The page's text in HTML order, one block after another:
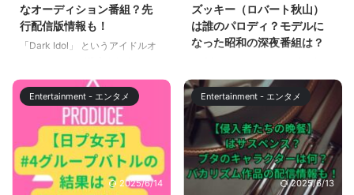
なオーディション番組？先
行配信版情報も！
「Dark Idol」 というアイドルオ
「Dark Idol 」は、アイドルにな
りたいけど、夢を諦めざるを得な
かった女性たちに、もう一度チャ
ンスを与えるオーディション番組
です。 この記事を読めば、
「Dark Idol」の概要や見どころ
などが分かります。ぜひチェック
してみてください。 【Dark
ズッキー（ロバート秋山）
は誰のパロディ？モデルに
なった昭和の深夜番組は？
すが、第3話ではロバート秋山さ
んが、昭和の深夜番組の司会者と
して登場しました。 ”早く寝ナイ
トチョメチョメしちゃうぞ”は、
当時の深夜番組を忠実に再現して
おり、懐かしさに思わず微笑んで
しまいました。 この記事では、
不適切にもほどがある第3話で、
Entertainment - エンタメ
2025/6/14
Entertainment - エンタメ
2025/6/13